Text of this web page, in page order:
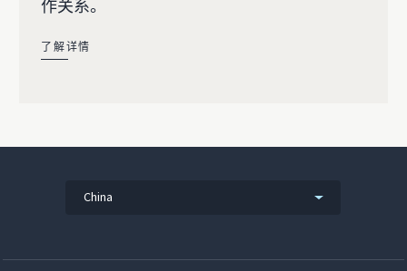
作关系。
了解详情
China